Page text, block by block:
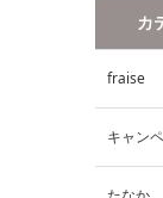
カ
fraise
キャン